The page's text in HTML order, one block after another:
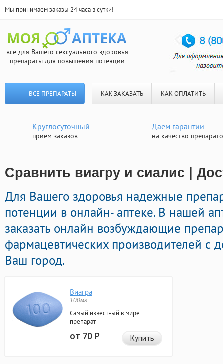
Мы принимаем заказы 24 часа в сутки!
все для Вашего сексуального здоровья
препараты для повышения потенции
ВСЕ ПРЕПАРАТЫ КАК ЗАКАЗАТЬ КАК ОПЛАТИТЬ
Круглосуточный
прием заказов
Даем гарантии
на качество
Сравнить виагру и сиалис |
Для Вашего здоровья надежные
потенции в онлайн- аптеке. В нашей
заказать онлайн возбуждающие
фармацевтических производителей с
Ваш город.
Виагра
100мг
Самый известный в мире
препарат
от 70Р Купить